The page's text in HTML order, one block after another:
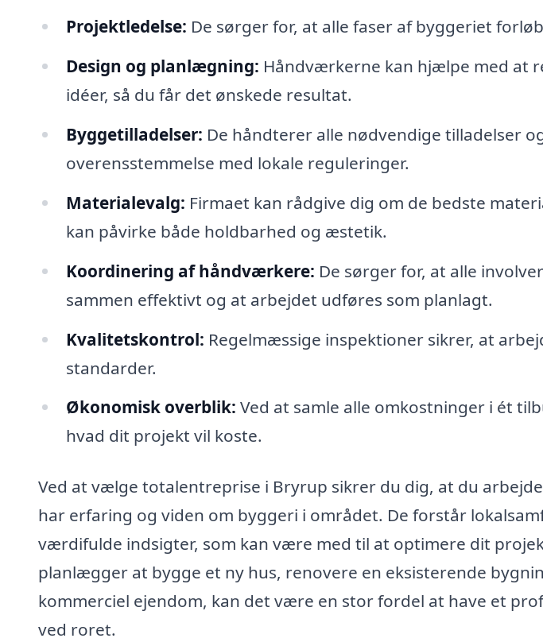
Projektledelse: De sørger for, at alle faser af byggeriet
Design og planlægning: Håndværkerne kan hjælpe med at
idéer, så du får det ønskede resultat.
Byggetilladelser: De håndterer alle nødvendige tilladelser
overensstemmelse med lokale reguleringer.
Materialevalg: Firmaet kan rådgive dig om de bedste
kan påvirke både holdbarhed og æstetik.
Koordinering af håndværkere: De sørger for, at alle
sammen effektivt og at arbejdet udføres som planlagt.
Kvalitetskontrol: Regelmæssige inspektioner sikrer, at
standarder.
Økonomisk overblik: Ved at samle alle omkostninger i ét
hvad dit projekt vil koste.
Ved at vælge totalentreprise i Bryrup sikrer du dig, at du
har erfaring og viden om byggeri i området. De forstår
værdifulde indsigter, som kan være med til at optimere dit
planlægger at bygge et ny hus, renovere en eksisterende
kommerciel ejendom, kan det være en stor fordel at have et
ved roret.